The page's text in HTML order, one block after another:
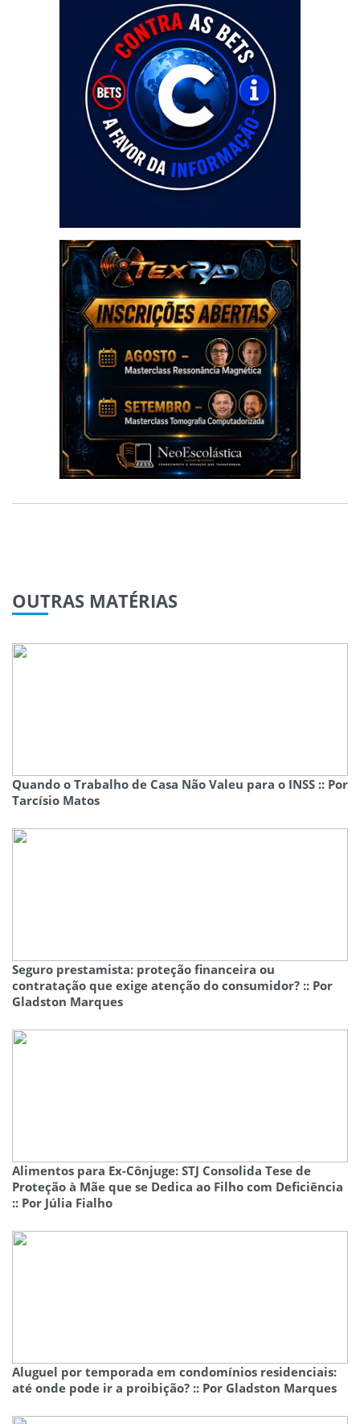
OUTRAS MATÉRIAS
Quando o Trabalho de Casa Não Valeu para o INSS :: Por
Tarcísio Matos
Seguro prestamista: proteção financeira ou
contratação que exige atenção do consumidor? :: Por
Gladston Marques
Alimentos para Ex-Cônjuge: STJ Consolida Tese de
Proteção à Mãe que se Dedica ao Filho com Deficiência
:: Por Júlia Fialho
Aluguel por temporada em condomínios residenciais:
até onde pode ir a proibição? :: Por Gladston Marques